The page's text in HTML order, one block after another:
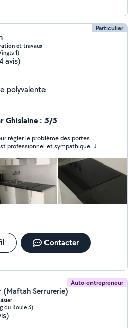
Particulier
et travaux
1)
avis)
polyvalente
Ghislaine : 5/5
régler le problème des portes
professionnel et sympathique. Je
Contacter
Auto-entrepreneur
(Maftah Serrurerie)
du Roule 3)